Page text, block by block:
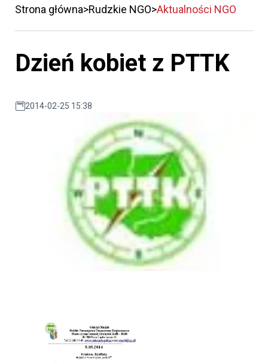
Strona główna Rudzkie NGO Aktualności NGO
Dzień kobiet z PTTK
2014-02-25 15:38